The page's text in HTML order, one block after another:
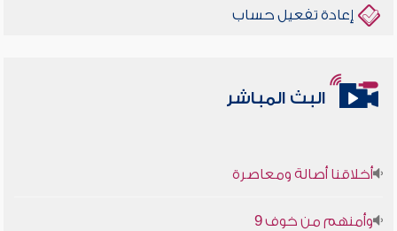
إعادة تفعيل حساب
البث المباشر
أخلاقنا أصالة ومعاصرة
وأمنهم من خوف 9